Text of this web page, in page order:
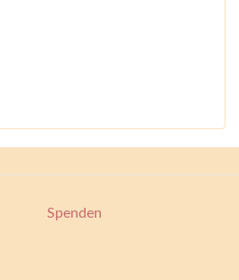
Spenden